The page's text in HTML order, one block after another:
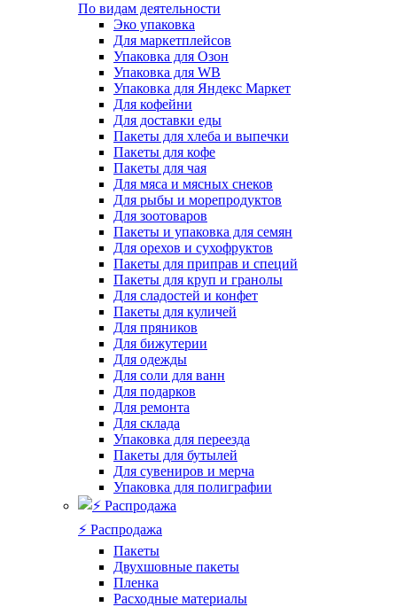
По видам деятельности
Эко упаковка
Для маркетплейсов
Упаковка для Озон
Упаковка для WB
Упаковка для Яндекс Маркет
Для кофейни
Для доставки еды
Пакеты для хлеба и выпечки
Пакеты для кофе
Пакеты для чая
Для мяса и мясных снеков
Для рыбы и морепродуктов
Для зоотоваров
Пакеты и упаковка для семян
Для орехов и сухофруктов
Пакеты для приправ и специй
Пакеты для круп и гранолы
Для сладостей и конфет
Пакеты для куличей
Для пряников
Для бижутерии
Для одежды
Для соли для ванн
Для подарков
Для ремонта
Для склада
Упаковка для переезда
Пакеты для бутылей
Для сувениров и мерча
Упаковка для полиграфии
⚡️ Распродажа
Пакеты
Двухшовные пакеты
Пленка
Расходные материалы